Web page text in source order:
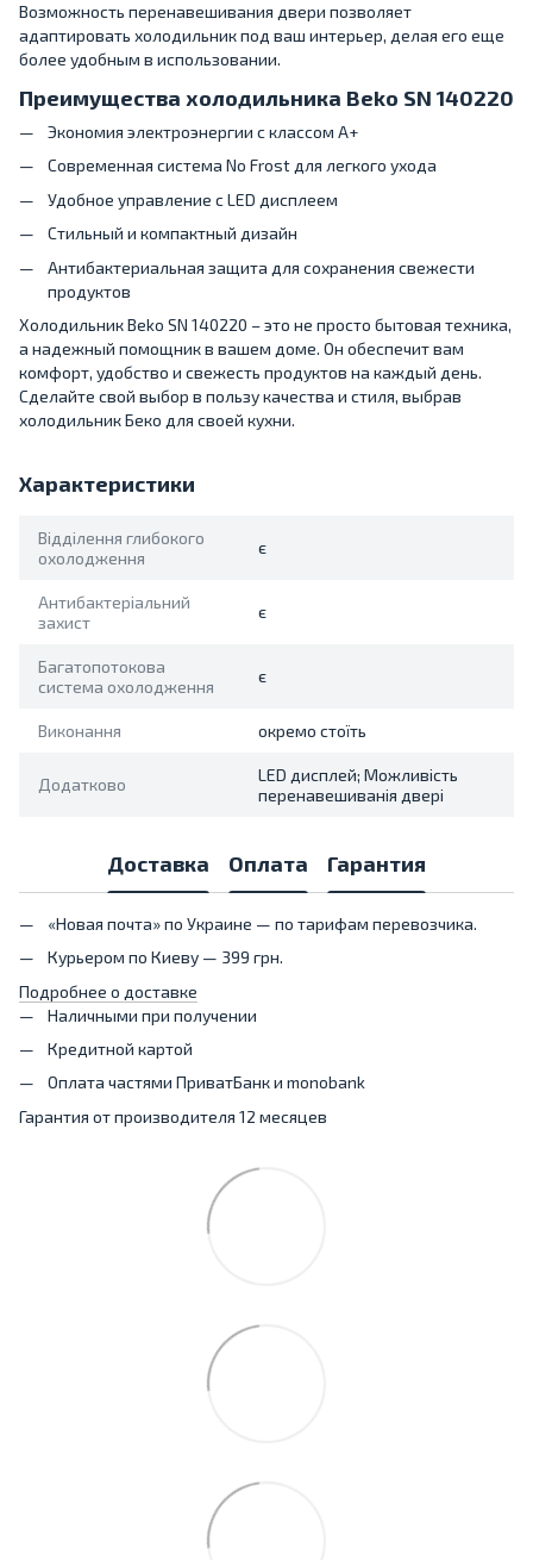
Возможность перенавешивания двери позволяет
адаптировать холодильник под ваш интерьер, делая его еще
более удобным в использовании.
Преимущества холодильника Beko SN 140220
Экономия электроэнергии с классом A+
Современная система No Frost для легкого ухода
Удобное управление с LED дисплеем
Стильный и компактный дизайн
Антибактериальная защита для сохранения свежести
продуктов
Холодильник Beko SN 140220 – это не просто бытовая техника,
а надежный помощник в вашем доме. Он обеспечит вам
комфорт, удобство и свежесть продуктов на каждый день.
Сделайте свой выбор в пользу качества и стиля, выбрав
холодильник Беко для своей кухни.
Характеристики
Відділення глибокого
охолодження
є
Антибактеріальний
захист
є
Багатопотокова
система охолодження
є
Виконання окремо стоїть
Додатково
LED дисплей; Можливість
перенавешиванія двері
Доставка Оплата Гарантия
«Новая почта» по Украине — по тарифам перевозчика.
Курьером по Киеву — 399 грн.
Подробнее о доставке
Наличными при получении
Кредитной картой
Оплата частями ПриватБанк и monobank
Гарантия от производителя 12 месяцев